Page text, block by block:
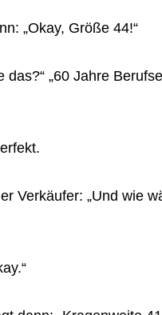
„Okay, Größe 44!“
„60 Jahre
Verkäufer: „Und wie